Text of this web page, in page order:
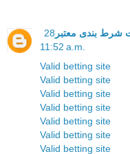
شرط بندی معتبر 28 de marzo de 2021 a las
11:52 a.m.
Valid betting site
Valid betting site
Valid betting site
Valid betting site
Valid betting site
Valid betting site
Valid betting site